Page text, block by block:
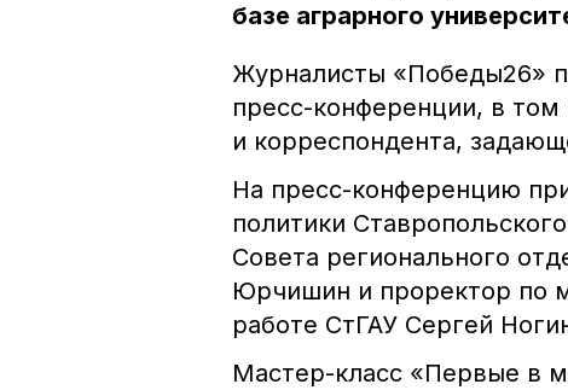
базе аграрного
Журналисты «Победы26»
пресс-конференции, в
и корреспондента,
На пресс-конференцию
политики
Совета регионального
Юрчишин и проректор по
работе СтГАУ Сергей
Мастер-класс «Первые в